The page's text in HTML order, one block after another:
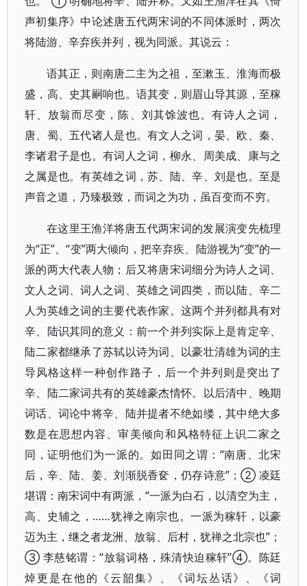
声初集序》中论述唐五代两宋词的不同体派时，两次
将陆游、辛弃疾并列，视为同派。其说云：
语其正，则南唐二主为之祖，至漱玉、淮海而极
盛，高、史其嗣响也。语其变，则眉山导其源，至稼
轩、放翁而尽变，陈、刘其馀波也。有诗人之词，
唐、蜀、五代诸人是也。有文人之词，晏、欧、秦、
李诸君子是也。有词人之词，柳永、周美成、康与之
之属是也。有英雄之词，苏、陆、辛、刘是也。至是
声音之道，乃臻极致，而词之为功，虽百变而不穷。
在这里王渔洋将唐五代两宋词的发展演变先梳理
为“正”、“变”两大倾向，把辛弃疾、陆游视为“变”的一
派的两大代表人物；后又将唐宋词细分为诗人之词、
文人之词、词人之词、英雄之词四类，而以陆、辛二
人为英雄之词的主要代表作家。这两个并列都具有对
辛、陆识其同的意义：前一个并列实际上是肯定辛、
陆二家都继承了苏轼以诗为词、以豪壮清雄为词的主
导风格这样一种创作路子，后一个并列则是突出了
辛、陆二家词共有的英雄豪杰情怀。以后清中、晚期
词话、词论中将辛、陆并提者不绝如缕，其中绝大多
数是在思想内容、审美倾向和风格特征上识二家之
同，证明他们为一派的。如田同之谓：“南唐、北宋
后，辛、陆、姜、刘渐脱香奁，仍存诗意”；② 凌廷
堪谓：南宋词中有两派，“一派为白石，以清空为主，
高、史辅之，……犹禅之南宗也。一派为稼轩，以豪
迈为主，继之者龙洲、放翁、后村，犹禅之北宗也”；
③ 李慈铭谓：“放翁词格，殊清快迫稼轩”④。陈廷
焯更是在他的《云韶集》、《词坛丛话》、《词